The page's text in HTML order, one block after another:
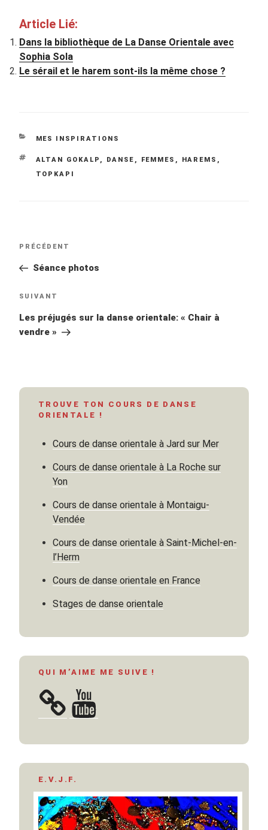
Article Lié:
Dans la bibliothèque de La Danse Orientale avec
Sophia Sola
Le sérail et le harem sont-ils la même chose ?
CATÉGORIES
MES INSPIRATIONS
ÉTIQUETTES
ALTAN GOKALP , DANSE , FEMMES , HAREMS ,
TOPKAPI
l’article
Article
PRÉCÉDENT
Séance photos
Article
SUIVANT
Les préjugés sur la danse orientale: « Chair à
vendre »
TROUVE TON COURS DE DANSE
ORIENTALE !
Cours de danse orientale à Jard sur Mer
Cours de danse orientale à La Roche sur
Yon
Cours de danse orientale à Montaigu-
Vendée
Cours de danse orientale à Saint-Michel-en-
l’Herm
Cours de danse orientale en France
Stages de danse orientale
QUI M’AIME ME SUIVE !
YouTube
E.V.J.F.